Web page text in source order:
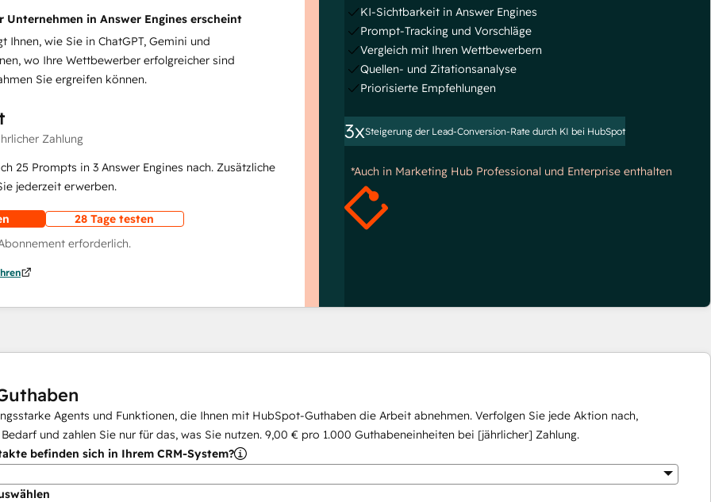
Unternehmen in Answer Engines erscheint
Ihnen, wie Sie in ChatGPT, Gemini und
wo Ihre Wettbewerber erfolgreicher sind
Sie ergreifen können.
Zahlung
25 Prompts in 3 Answer Engines nach. Zusätzliche
jederzeit erwerben.
28 Tage testen
erforderlich.
KI-Sichtbarkeit in Answer Engines
Prompt-Tracking und Vorschläge
Vergleich mit Ihren Wettbewerbern
Quellen- und Zitationsanalyse
Priorisierte Empfehlungen
3xSteigerung der Lead-Conversion-Rate durch KI bei HubSpot
*Auch in Marketing Hub Professional und Enterprise enthalten
Agents und Funktionen, die Ihnen mit HubSpot-Guthaben die Arbeit abnehmen. Verfolgen Sie jede Aktion nach,
und zahlen Sie nur für das, was Sie nutzen. 9,00 € pro 1.000 Guthabeneinheiten bei [jährlicher] Zahlung.
befinden sich in Ihrem CRM-System?